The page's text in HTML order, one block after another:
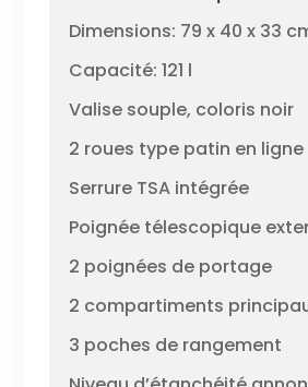
Dimensions: 79 x 40 x 33
Capacité: 121 l
Valise souple, coloris noir
2 roues type patin en ligne
Serrure TSA intégrée
Poignée télescopique
2 poignées de portage
2 compartiments
3 poches de rangement